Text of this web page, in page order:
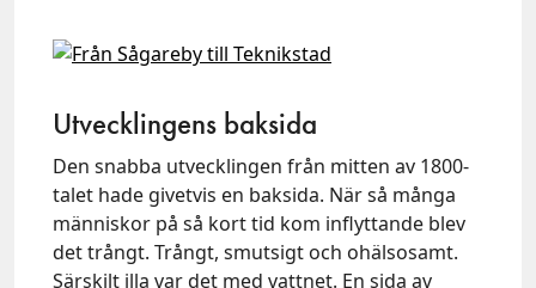
Utvecklingens baksida
Den snabba utvecklingen från mitten av 1800-
talet hade givetvis en baksida. När så många
människor på så kort tid kom inflyttande blev
det trångt. Trångt, smutsigt och ohälsosamt.
Särskilt illa var det med vattnet. En sida av